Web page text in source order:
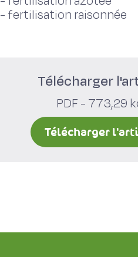
- fertilisation raisonnée
Télécharger
PDF - 773,29
Télécharger